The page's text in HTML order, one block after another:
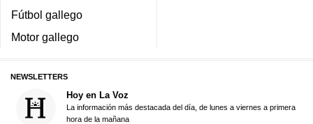
Fútbol gallego
Motor gallego
NEWSLETTERS
Hoy en La Voz
La información más destacada del día, de lunes a viernes a primera
hora de la mañana